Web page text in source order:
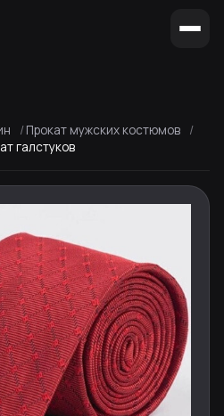
Прокат мужских костюмов
галстуков